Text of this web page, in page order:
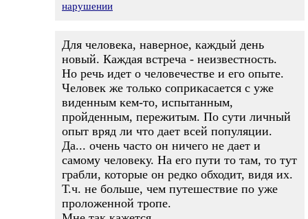
нарушении
Для человека, наверное, каждый день
новый. Каждая встреча - неизвестность.
Но речь идет о человечестве и его опыте.
Человек же только соприкасается с уже
виденным кем-то, испытанным,
пройденным, пережитым. По сути личный
опыт вряд ли что дает всей популяции.
Да... очень часто он ничего не дает и
самому человеку. На его пути то там, то тут
грабли, которые он редко обходит, видя их.
Т.ч. не больше, чем путешествие по уже
проложенной тропе.